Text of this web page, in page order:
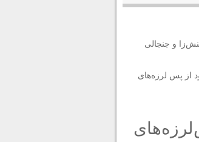
و جنجالی
از پس لرزه‌های